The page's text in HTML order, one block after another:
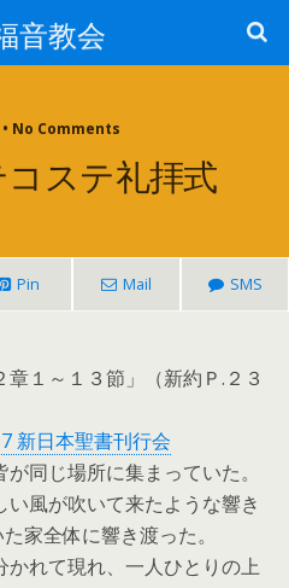
音教会
• No Comments
コステ礼拝式
Pin Mail SMS
１～１３節」（新約Ｐ.２３
新日本聖書刊行会
同じ場所に集まっていた。
い風が吹いて来たような響き
家全体に響き渡った。
かれて現れ、一人ひとりの上